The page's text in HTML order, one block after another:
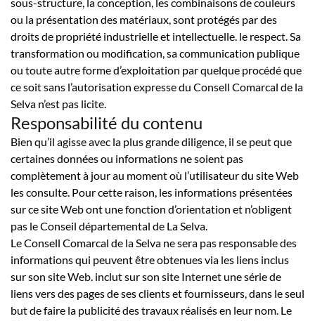
ou la présentation des matériaux, sont protégés par des
droits de propriété industrielle et intellectuelle. le respect. Sa
transformation ou modification, sa communication publique
ou toute autre forme d’exploitation par quelque procédé que
ce soit sans l’autorisation expresse du Consell Comarcal de la
Selva n’est pas licite.
Responsabilité du contenu
Bien qu’il agisse avec la plus grande diligence, il se peut que
certaines données ou informations ne soient pas
complètement à jour au moment où l’utilisateur du site Web
les consulte. Pour cette raison, les informations présentées
sur ce site Web ont une fonction d’orientation et n’obligent
pas le Conseil départemental de La Selva.
Le Consell Comarcal de la Selva ne sera pas responsable des
informations qui peuvent être obtenues via les liens inclus
sur son site Web. inclut sur son site Internet une série de
liens vers des pages de ses clients et fournisseurs, dans le seul
but de faire la publicité des travaux réalisés en leur nom. Le